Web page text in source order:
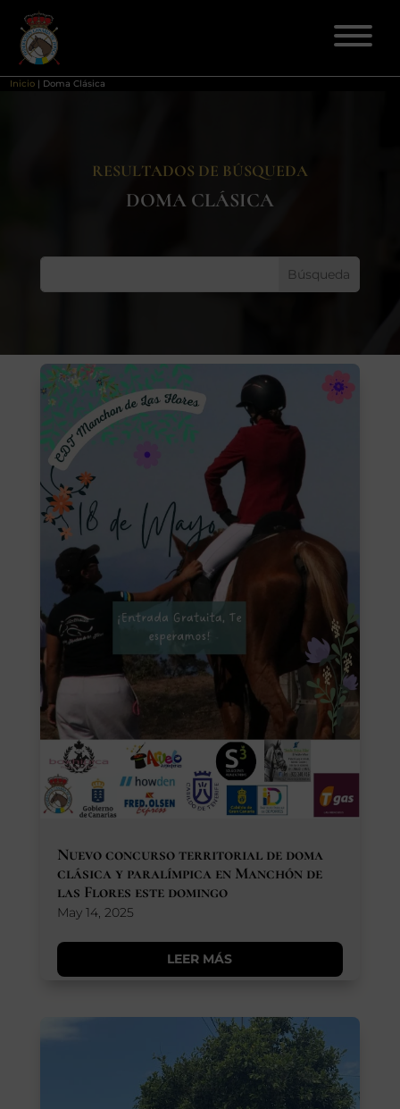
FEDERACIÓN
ENSEÑANZA
SEGUROS
CALENDARIO
ACTUALIDAD
Gran Canaria
928 366 908
mcarmensecretaria@federacioncanariadehipica.com
 620 019 666
Tenerife
922 256 601 administracion@federacioncanariadehipica.com
 922 256 601
Inicio | Doma Clásica
RESULTADOS DE BÚSQUEDA
DOMA CLÁSICA
Nuevo concurso territorial de doma
clásica y paralímpica en Manchón de
las Flores este domingo
May 14, 2025
LEER MÁS